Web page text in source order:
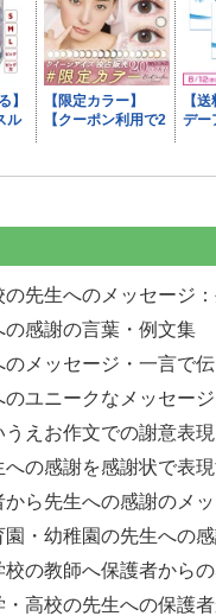
の先生へのメッセージ
の感謝の言葉・例文集
のメッセージ・一言で
のユニークなメッセージ
うえお作文での謝意表現
への感謝を感謝状で表
から先生への感謝のメ
園・幼稚園の先生への
校の教師へ保護者から
・高校の先生への保護